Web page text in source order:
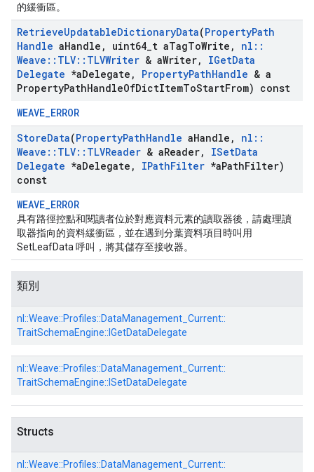
的緩衝區。
RetrieveUpdatableDictionaryData(PropertyPath
Handle aHandle , uint64 t aTagToWrite , nl ::
Weave :: TLV:: TLVWriter & aWriter, IGetData
Delegate *aDelegate , PropertyPathHandle & a
PropertyPathHandleOfDictItemToStartFrom) const
WEAVE_ERROR
StoreData(PropertyPathHandle aHandle , nl ::
Weave :: TLV:: TLVReader & aReader, ISetData
Delegate *aDelegate , IPathFilter *aPathFilter)
const
WEAVE_ERROR
具有路徑控點和閱讀者位於對應資料元素的讀取器後，請處理讀
取器指向的資料緩衝區，並在遇到分葉資料項目時叫用
SetLeafData 呼叫，將其儲存至接收器。
類別
nl::Weave::Profiles::DataManagement_Current::
TraitSchemaEngine:: IGetDataDelegate
nl::Weave::Profiles::DataManagement_Current::
TraitSchemaEngine:: ISetDataDelegate
Structs
nl::Weave::Profiles::DataManagement_Current::